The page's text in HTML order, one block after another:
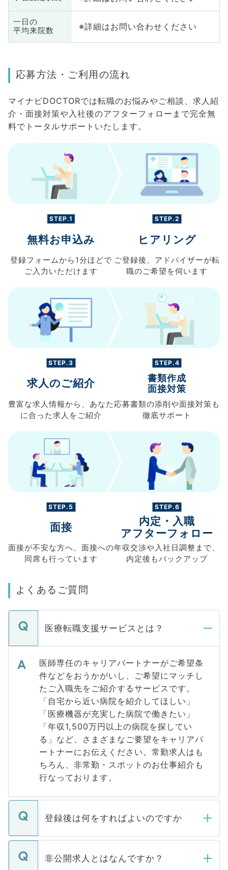
一日の
平均来院数
※詳細はお問い合わせください
応募方法・ご利用の流れ
マイナビDOCTORでは転職のお悩みやご相談、求人紹
介・面接対策や入社後のアフターフォローまで完全無
料でトータルサポートいたします。
STEP.1
無料お申込み
登録フォームから 1分ほどで
ご入力 いただけます
STEP.2
ヒアリング
ご登録後、 アドバイザーが転
職のご希望を伺います
STEP.3
求人のご紹介
豊富な求人情報から、 あなた
に合った求人を ご紹介
STEP.4
書類作成
面接対策
応募書類の添削や面接対策も
徹底サポート
STEP.5
面接
面接が不安な方へ、 面接への
同席も行っています
STEP.6
内定・入職
アフターフォロー
年収交渉や入社日調整まで、
内定後もバックアップ
よくあるご質問
医療転職支援サービスとは？
医師専任のキャリアパートナーがご希望条
件などをおうかがいし、ご希望にマッチし
たご入職先をご紹介するサービスです。
「自宅から近い病院を紹介してほしい」
「医療機器が充実した病院で働きたい」
「年収1,500万円以上の病院を探してい
る」など、さまざまなご要望をキャリアパ
ートナーにお伝えください。常勤求人はも
ちろん、非常勤・スポットのお仕事紹介も
行なっております。
登録後は何をすればよいのですか
ご登録いただきましたら、弊社担当者がご
登録内容を確認し、その後メールもしくは
非公開求人とはなんですか？